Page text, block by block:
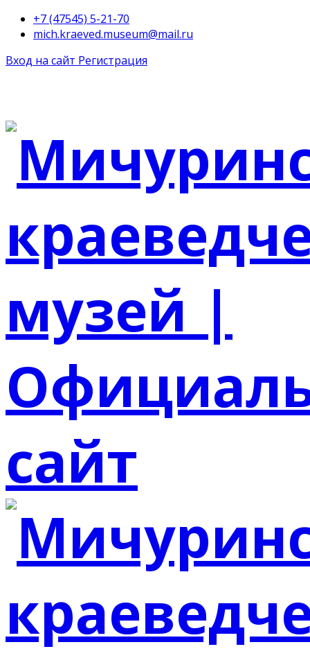
+7 (47545) 5-21-70
mich.kraeved.museum@mail.ru
Вход на сайт Регистрация